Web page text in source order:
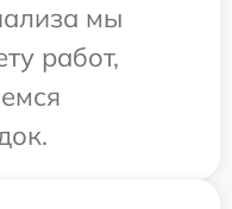
мы
работ,